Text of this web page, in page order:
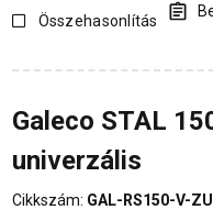
Összehasonlítás
Galeco STAL
univerzális
Cikkszám: GAL-RS150-V-ZU